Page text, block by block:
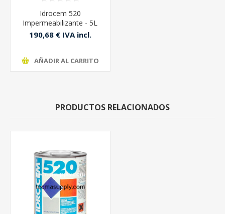
Idrocem 520
Impermeabilizante - 5L
190,68 € IVA incl.
AÑADIR AL CARRITO
PRODUCTOS RELACIONADOS